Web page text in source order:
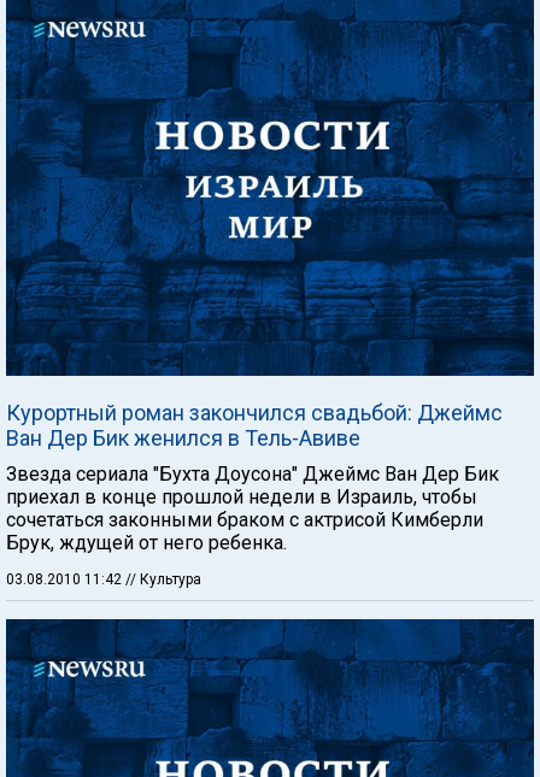
Курортный роман закончился свадьбой: Джеймс
Ван Дер Бик женился в Тель-Авиве
Звезда сериала "Бухта Доусона" Джеймс Ван Дер Бик
приехал в конце прошлой недели в Израиль, чтобы
сочетаться законными браком с актрисой Кимберли
Брук, ждущей от него ребенка.
03.08.2010 11:42 // Культура